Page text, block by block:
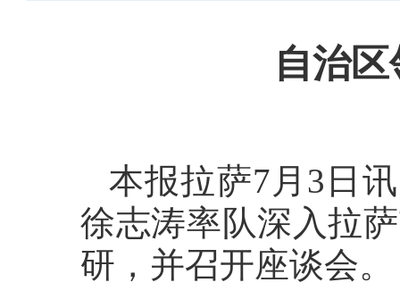
自治
本报拉萨7月3日
徐志涛率队深入拉
研，并召开座谈会。